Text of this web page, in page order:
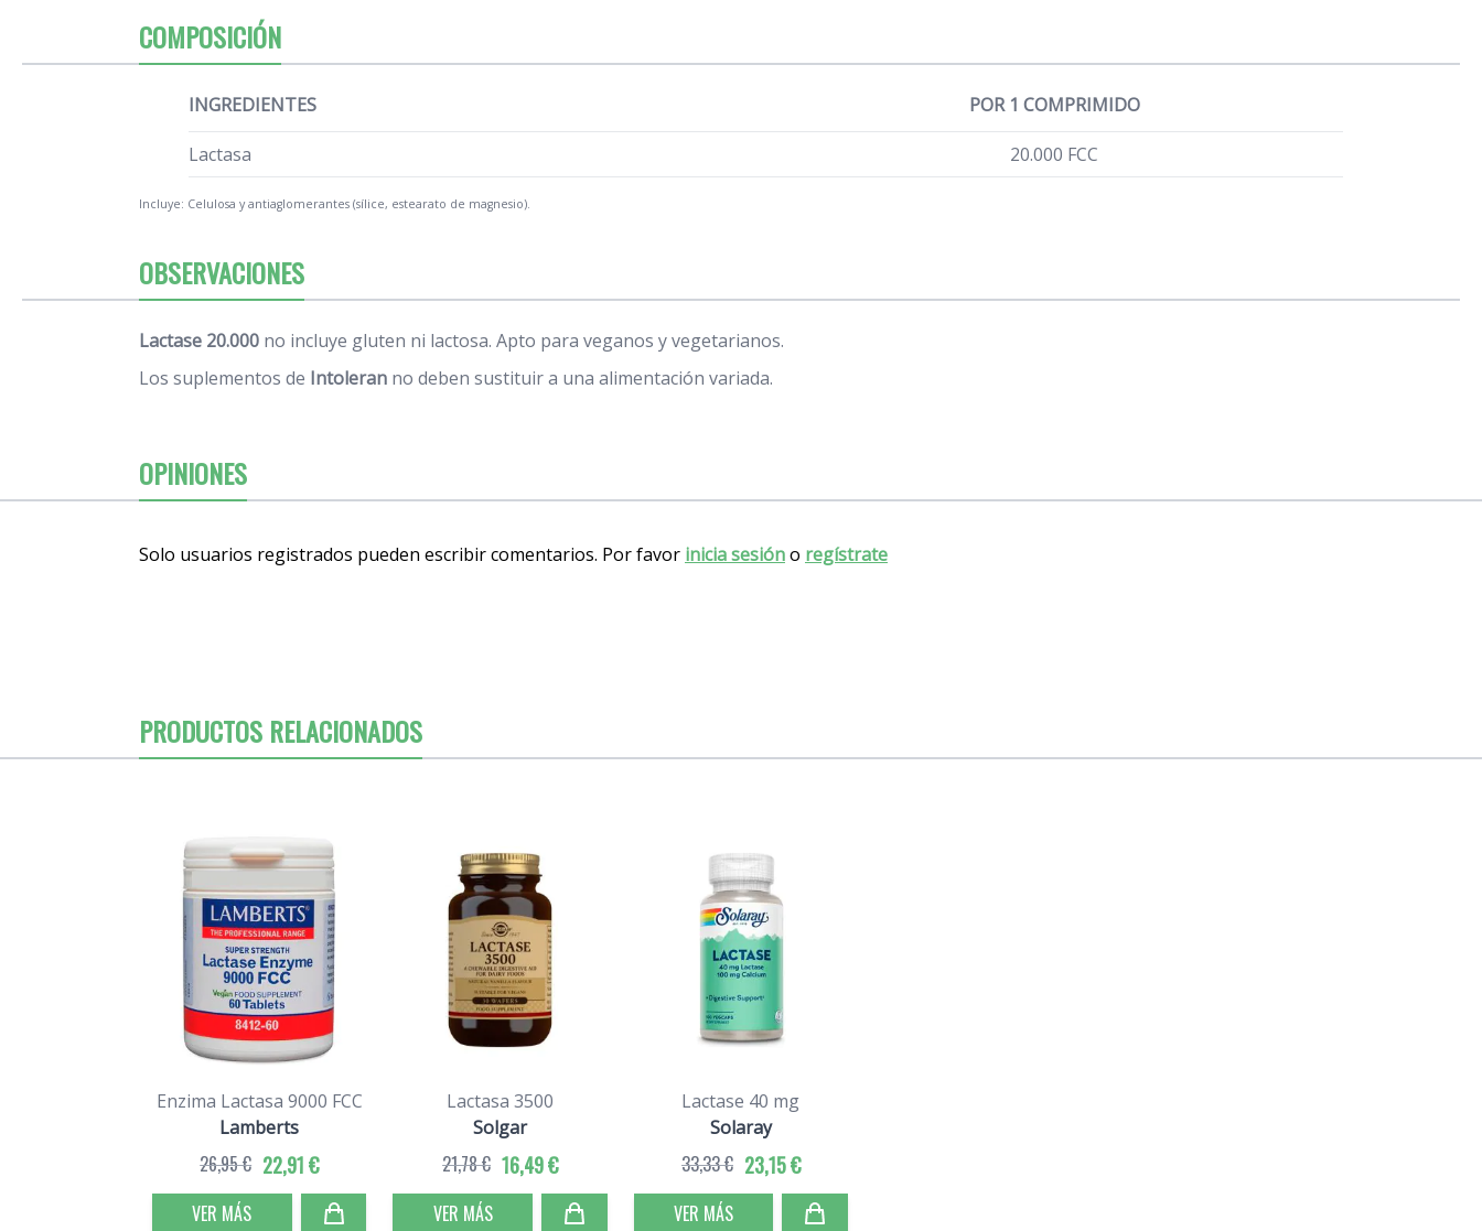
COMPOSICIÓN
INGREDIENTES POR 1 COMPRIMIDO
Lactasa 20.000 FCC
Incluye: Celulosa y antiaglomerantes (sílice, estearato de magnesio).
OBSERVACIONES
Lactase 20.000 no incluye gluten ni lactosa. Apto para veganos y vegetarianos.
Los suplementos de Intoleran no deben sustituir a una alimentación variada.
OPINIONES
Solo usuarios registrados pueden escribir comentarios. Por favor inicia sesióno regístrate
PRODUCTOS RELACIONADOS
Enzima Lactasa 9000 FCC
Lamberts
22,91 €
26,95 €
VER MÁS
Lactasa 3500
Solgar
16,49 €
21,78 €
VER MÁS
Lactase 40 mg
Solaray
23,15 €
33,33 €
VER MÁS